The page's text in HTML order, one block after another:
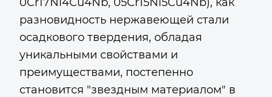
разновидность нержавеющей стали
осадкового твердения, обладая
уникальными свойствами и
преимуществами, постепенно
становится "звездным материалом" в